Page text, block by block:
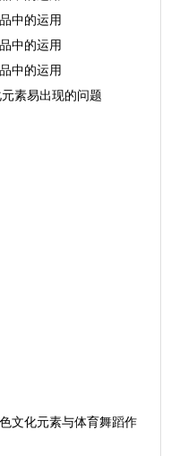
中的运用
中的运用
中的运用
素易出现的问题
文化元素与体育舞蹈作